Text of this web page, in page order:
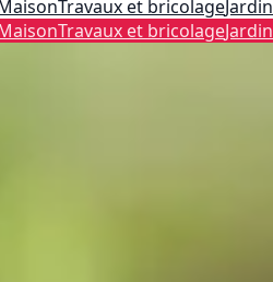
Travaux et bricolageJardin
Travaux et bricolageJardin